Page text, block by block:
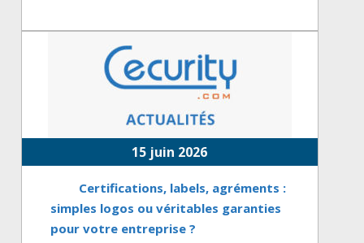
15 juin 2026
Certifications, labels, agréments :
simples logos ou véritables garanties
pour votre entreprise ?